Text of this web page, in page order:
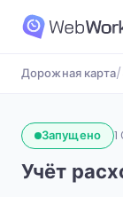
Дорожная карта/
Запущено
Учёт